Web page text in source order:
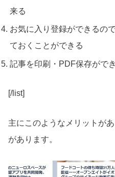
来る
お気に入り登録ができるの
ておくことができる
記事を印刷・PDF保存ができ
[/list]
主にこのようなメリットが
があります。